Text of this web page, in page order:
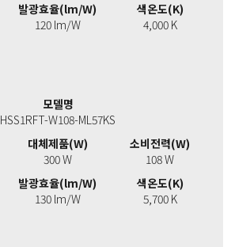
발광효율(lm/W)
120 lm/W
색온도(K)
4,000 K
모델명
HSS1RFT-W108-ML57KS
대체제품(W)
300 W
소비전력(W)
108 W
발광효율(lm/W)
130 lm/W
색온도(K)
5,700 K